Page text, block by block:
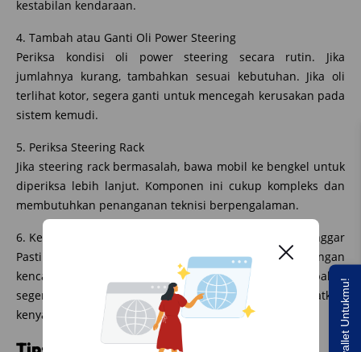
kestabilan kendaraan.
4. Tambah atau Ganti Oli Power Steering
Periksa kondisi oli power steering secara rutin. Jika
jumlahnya kurang, tambahkan sesuai kebutuhan. Jika oli
terlihat kotor, segera ganti untuk mencegah kerusakan pada
sistem kemudi.
5. Periksa Steering Rack
Jika steering rack bermasalah, bawa mobil ke bengkel untuk
diperiksa lebih lanjut. Komponen ini cukup kompleks dan
membutuhkan penanganan teknisi berpengalaman.
6. Kencangkan atau Ganti Komponen Suspensi yang Longgar
Pastikan semua komponen suspensi terpasang dengan
kencang. Jika ada bagian yang sudah tidak layak pakai,
segera ganti untuk menghindari bunyi dan meningkatkan
kenyamanan berkendara.